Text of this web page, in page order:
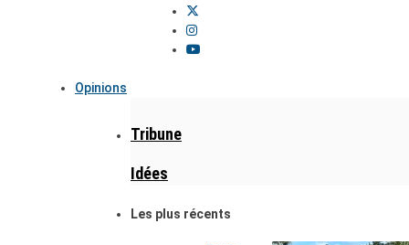
Opinions
Tribune
Idées
Les plus récents